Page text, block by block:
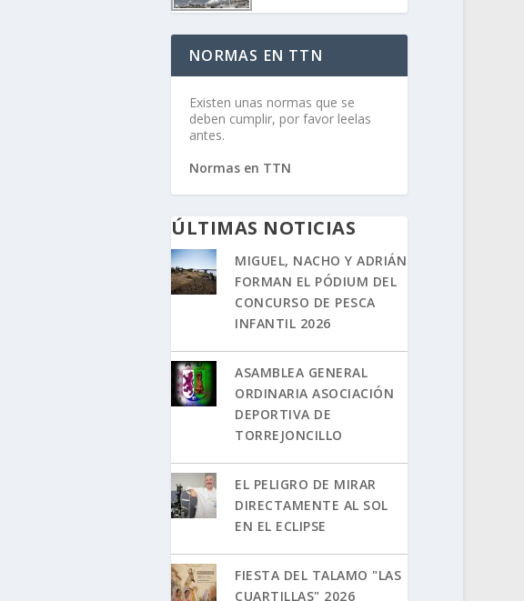
NORMAS EN TTN
Existen unas normas que se
deben cumplir, por favor leelas
antes.
Normas en TTN
ÚLTIMAS NOTICIAS
MIGUEL, NACHO Y ADRIÁN
FORMAN EL PÓDIUM DEL
CONCURSO DE PESCA
INFANTIL 2026
ASAMBLEA GENERAL
ORDINARIA ASOCIACIÓN
DEPORTIVA DE
TORREJONCILLO
EL PELIGRO DE MIRAR
DIRECTAMENTE AL SOL
EN EL ECLIPSE
FIESTA DEL TALAMO "LAS
CUARTILLAS" 2026